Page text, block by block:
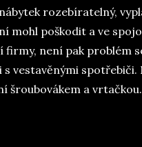
rozebíratelný,
mohl poškodit a ve
není pak problém
vestavěnými
šroubovákem a vrtačkou.